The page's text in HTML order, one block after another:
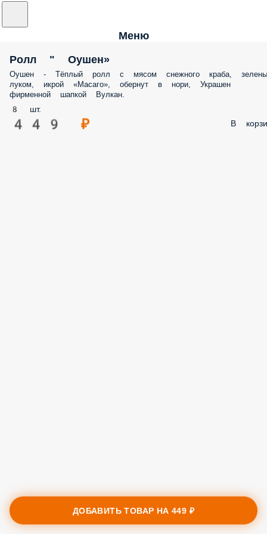
Меню
Ролл " Оушен»
Оушен - Тёплый ролл с мясом снежного краба,
луком, икрой «Масаго», обернут в нори, Украшен
фирменной шапкой Вулкан.
8 шт.
449 ₽ В
ДОБАВИТЬ ТОВАР НА449 ₽